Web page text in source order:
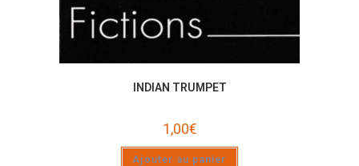
INDIAN TRUMPET
1,00€
Ajouter au panier